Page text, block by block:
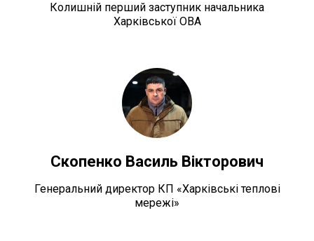
Колишній перший заступник начальника
Харківської ОВА
Скопенко Василь Вікторович
Генеральний директор КП «Харківські теплові
мережі»